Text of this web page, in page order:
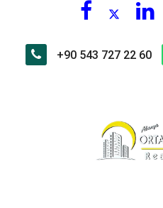
+90 543 727 22 60